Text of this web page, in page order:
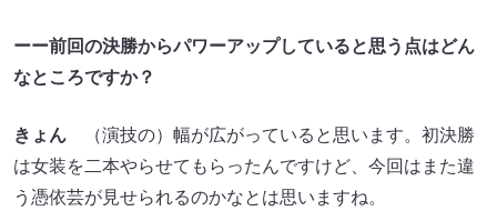
ーー前回の決勝からパワーアップしていると思う点はどん
なところですか？
きょん （演技の）幅が広がっていると思います。初決勝
は女装を二本やらせてもらったんですけど、今回はまた違
う憑依芸が見せられるのかなとは思いますね。